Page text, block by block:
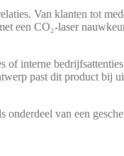
Van klanten tot
een CO₂-laser
of interne
past dit product bij
van een